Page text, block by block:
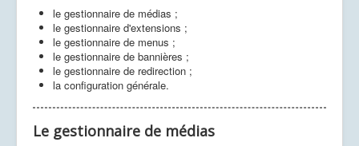
le gestionnaire de médias ;
le gestionnaire d'extensions ;
le gestionnaire de menus ;
le gestionnaire de bannières ;
le gestionnaire de redirection ;
la configuration générale.
Le gestionnaire de médias